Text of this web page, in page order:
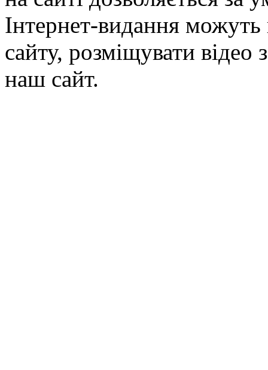
Інтернет-видання можуть
сайту, розміщувати відео
наш сайт.